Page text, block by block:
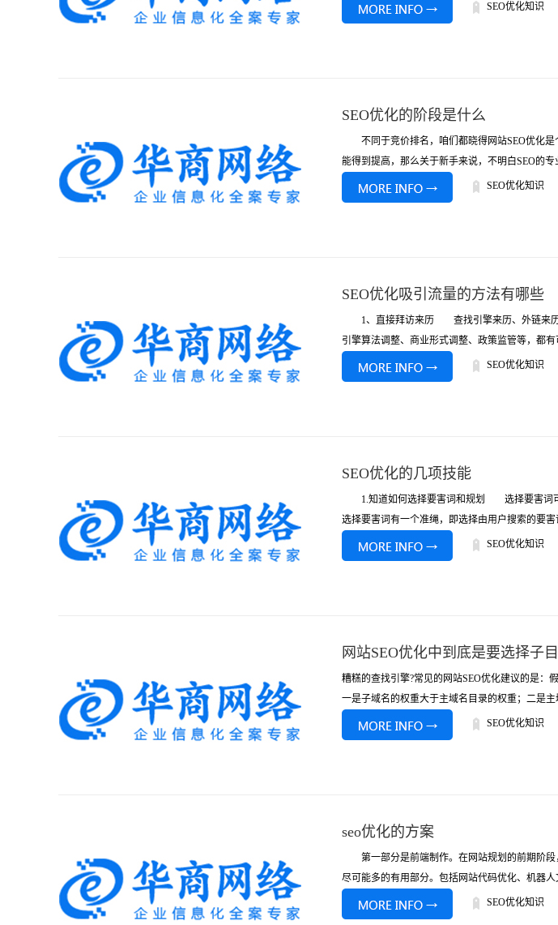
SEO优化知识
SEO优化的阶段是什么
不同于竞价排名，咱们都晓得网站SEO优化是
能得到提高，那么关于新手来说，不明白SEO的
SEO优化知识
SEO优化吸引流量的方法有哪些
1、直接拜访来历 查找引擎来历、外链来历
引擎算法调整、商业形式调整、政策监管等，都
SEO优化知识
SEO优化的几项技能
1.知道如何选择要害词和规划 选择要害词可以
选择要害词有一个准绳，即选择由用户搜索的要
SEO优化知识
网站SEO优化中到底是要选择子
糟糕的查找引擎?常见的网站SEO优化建议的是：
一是子域名的权重大于主域名目录的权重；二是
SEO优化知识
seo优化的方案
第一部分是前端制作。在网站规划的前期阶段
尽可能多的有用部分。包括网站代码优化、机器
SEO优化知识